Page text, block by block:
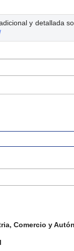
y detallada
Comercio y